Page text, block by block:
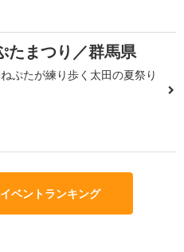
たまつり／群馬県
ぷたが練り歩く太田の夏祭り
ベントランキング